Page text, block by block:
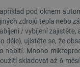
pod oknem
zdrojů tepla nebo
/ vybíjení
ujistěte se, že
Mnoho
skladovat až 6
daný web,
mezi
Zavřením
prohlížeče
Tento soubor
požadavky
stejný server,
9 minut
Tento